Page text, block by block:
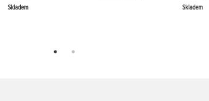
Skladem Skladem